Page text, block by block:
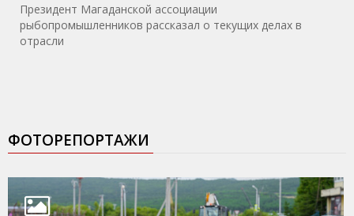
Президент Магаданской ассоциации
рыбопромышленников рассказал о текущих делах в
отрасли
ФОТОРЕПОРТАЖИ